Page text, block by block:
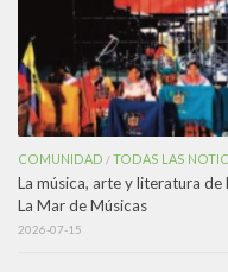
COMUNIDAD /TODAS LAS
La música, arte y literatura
La Mar de Músicas
2026-07-15